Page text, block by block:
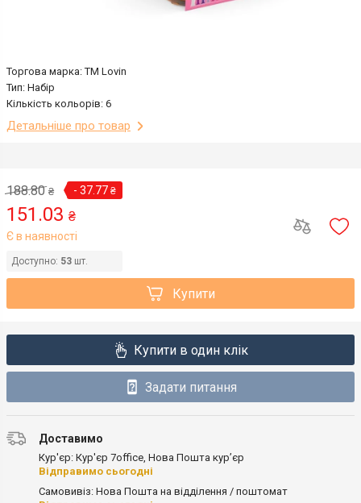
Торгова марка: TM Lovin
Тип: Набір
Кількість кольорів: 6
Детальніше про товар
188.80 ₴ - 37.77 ₴
151.03 ₴
Є в наявності
Доступно: 53 шт.
Купити
Купити в один клік
Задати питання
Доставимо
Кур'єр: Кур'єр 7office, Нова Пошта кур’єр
Відправимо сьогодні
Самовивіз: Нова Пошта на відділення / поштомат